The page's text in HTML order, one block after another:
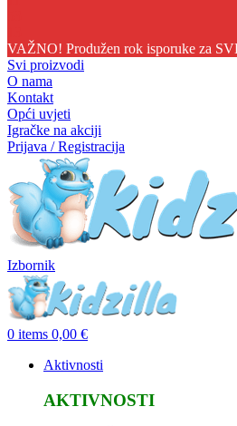
VAŽNO! Produžen rok isporuke za
Svi proizvodi
O nama
Kontakt
Opći uvjeti
Igračke na akciji
Prijava / Registracija
Izbornik
0 items 0,00 €
Aktivnosti
AKTIVNOSTI